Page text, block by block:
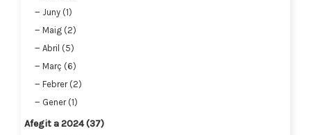
Juny (1)
Maig (2)
Abril (5)
Març (6)
Febrer (2)
Gener (1)
Afegit a 2024 (37)